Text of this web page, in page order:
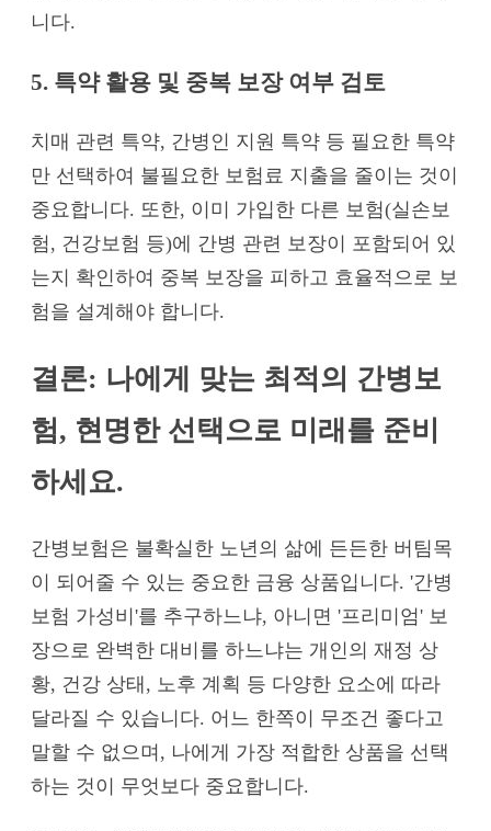
니다.
5. 특약 활용 및 중복 보장 여부 검토
치매 관련 특약, 간병인 지원 특약 등 필요한 특약
만 선택하여 불필요한 보험료 지출을 줄이는 것이
중요합니다. 또한, 이미 가입한 다른 보험(실손보
험, 건강보험 등)에 간병 관련 보장이 포함되어 있
는지 확인하여 중복 보장을 피하고 효율적으로 보
험을 설계해야 합니다.
결론: 나에게 맞는 최적의 간병보
험, 현명한 선택으로 미래를 준비
하세요.
간병보험은 불확실한 노년의 삶에 든든한 버팀목
이 되어줄 수 있는 중요한 금융 상품입니다. '간병
보험 가성비'를 추구하느냐, 아니면 '프리미엄' 보
장으로 완벽한 대비를 하느냐는 개인의 재정 상
황, 건강 상태, 노후 계획 등 다양한 요소에 따라
달라질 수 있습니다. 어느 한쪽이 무조건 좋다고
말할 수 없으며, 나에게 가장 적합한 상품을 선택
하는 것이 무엇보다 중요합니다.